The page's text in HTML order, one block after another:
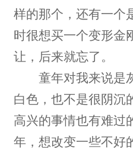
样的那个，还有一个
时很想买一个变形金
让，后来就忘了。
童年对我来说是
白色，也不是很阴沉
高兴的事情也有难过
年，想改变一些不好